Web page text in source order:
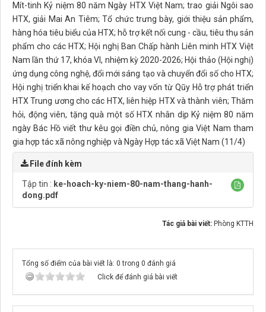
Mít-tinh Kỷ niệm 80 năm Ngày HTX Việt Nam; trao giải Ngôi sao
HTX, giải Mai An Tiêm; Tổ chức trưng bày, giới thiệu sản phẩm,
hàng hóa tiêu biểu của HTX; hỗ trợ kết nối cung - cầu, tiêu thụ sản
phẩm cho các HTX; Hội nghị Ban Chấp hành Liên minh HTX Việt
Nam lần thứ 17, khóa VI, nhiệm kỳ 2020-2026; Hội thảo (Hội nghị)
ứng dụng công nghệ, đổi mới sáng tạo và chuyển đổi số cho HTX;
Hội nghị triển khai kế hoạch cho vay vốn từ Qũy Hỗ trợ phát triển
HTX Trung ương cho các HTX, liên hiệp HTX và thành viên; Thăm
hỏi, động viên, tặng quà một số HTX nhân dịp Kỷ niệm 80 năm
ngày Bác Hồ viết thư kêu gọi điền chủ, nông gia Việt Nam tham
gia hợp tác xã nông nghiệp và Ngày Hợp tác xã Việt Nam (11/4)
File đính kèm
Tập tin : ke-hoach-ky-niem-80-nam-thang-hanh-
dong.pdf
Tác giả bài viết: Phòng KTTH
Tổng số điểm của bài viết là: 0 trong 0 đánh giá
Click để đánh giá bài viết